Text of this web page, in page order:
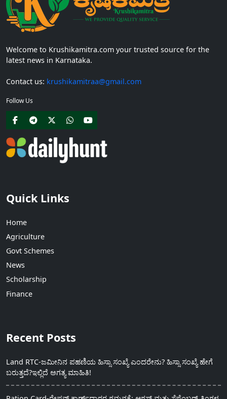
Welcome to Krushikamitra.com your trusted source for the
latest news in Karnataka.
Contact us: krushikamitraa@gmail.com
Follow Us
Quick Links
Home
Agriculture
Govt Schemes
News
Scholarship
Finance
Recent Posts
Land RTC-ಜಮೀನಿನ ಪಹಣಿಯ ಹಿಸ್ಸಾ ಸಂಖ್ಯೆ ಎಂದರೇನು? ಹಿಸ್ಸಾ ಸಂಖ್ಯೆ ಹೇಗೆ
ಬರುತ್ತದೆ?ಇಲ್ಲಿದೆ ಅಗತ್ಯ ಮಾಹಿತಿ!